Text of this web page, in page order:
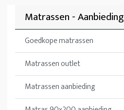
Matrassen - Aanbieding
Goedkope matrassen
Matrassen outlet
Matrassen aanbieding